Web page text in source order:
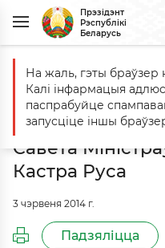
Прэзідэнт
Рэспублікі
Беларусь
Галоўная Падзеі
Аляксандр
Старшыню
Савета
Кастра Руса
3 чэрвеня 2014 г.
Падзяліцца
На жаль, гэты браўзер
Калі інфармацыя
паспрабуйце
запусціце іншы